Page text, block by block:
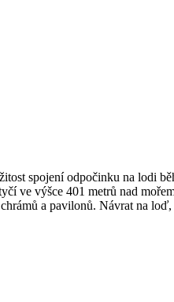
spojení odpočinku na lodi
ve výšce 401 metrů nad
a pavilonů. Návrat na